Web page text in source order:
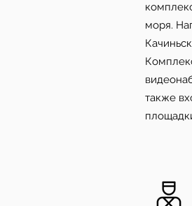
моря.
также